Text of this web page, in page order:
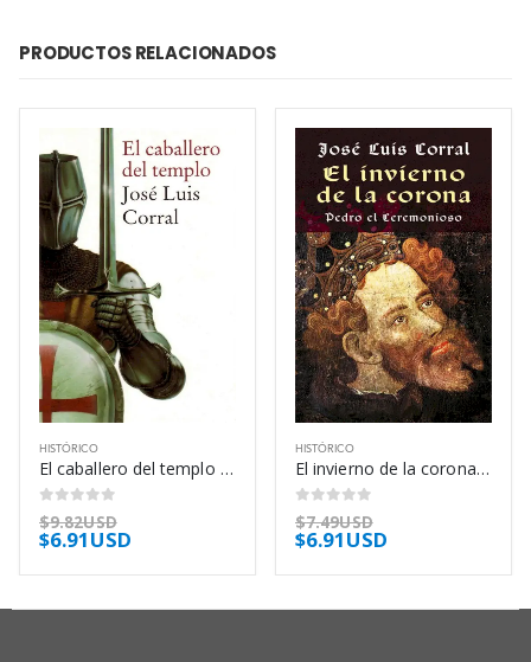
PRODUCTOS RELACIONADOS
HISTÓRICO
El caballero del templo – José Luis Corral
0out of 5
$9.82USD
$6.91USD
HISTÓRICO
El invierno de la corona – José Luis Corral
0out of 5
$7.49USD
$6.91USD